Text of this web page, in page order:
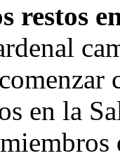
restos
en la